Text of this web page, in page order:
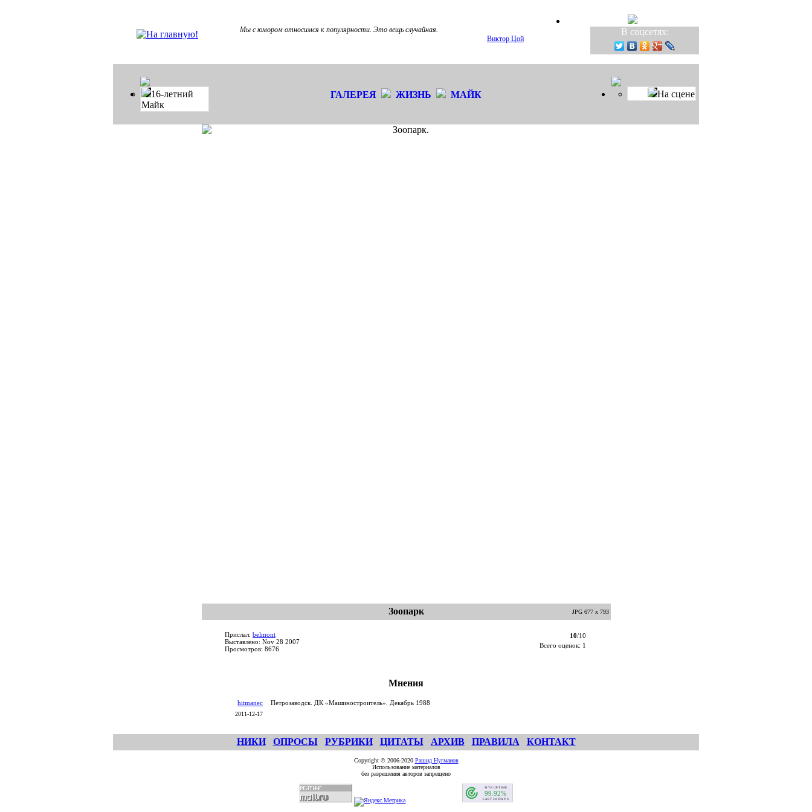
Мы с юмором относимся к популярности. Это вещь случайная.
Виктор Цой
В соцсетях:
16-летний
Майк
ГАЛЕРЕЯ ЖИЗНЬ МАЙК На сцене
Зоопарк JPG 677 x 793
Прислал: belmont
Выставлено: Nov 28 2007
Просмотров: 8676
10/10
Всего оценок: 1
Мнения
hitmanec
2011-12-17
Петрозаводск. ДК «Машиностроитель». Декабрь 1988
НИКИ ОПРОСЫ РУБРИКИ ЦИТАТЫ АРХИВ ПРАВИЛА КОНТАКТ
Copyright © 2006-2020 Рашид Нугманов
Использование материалов
без разрешения авторов запрещено